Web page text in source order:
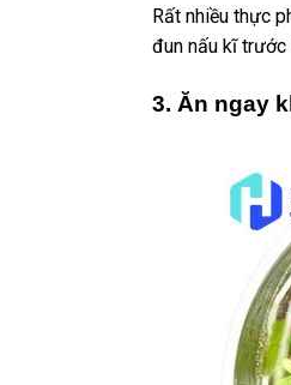
Rất nhiều thực
đun nấu kĩ
3. Ăn ngay